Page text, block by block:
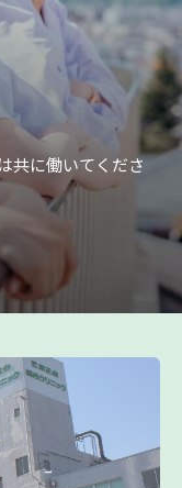
共に働いてくださ